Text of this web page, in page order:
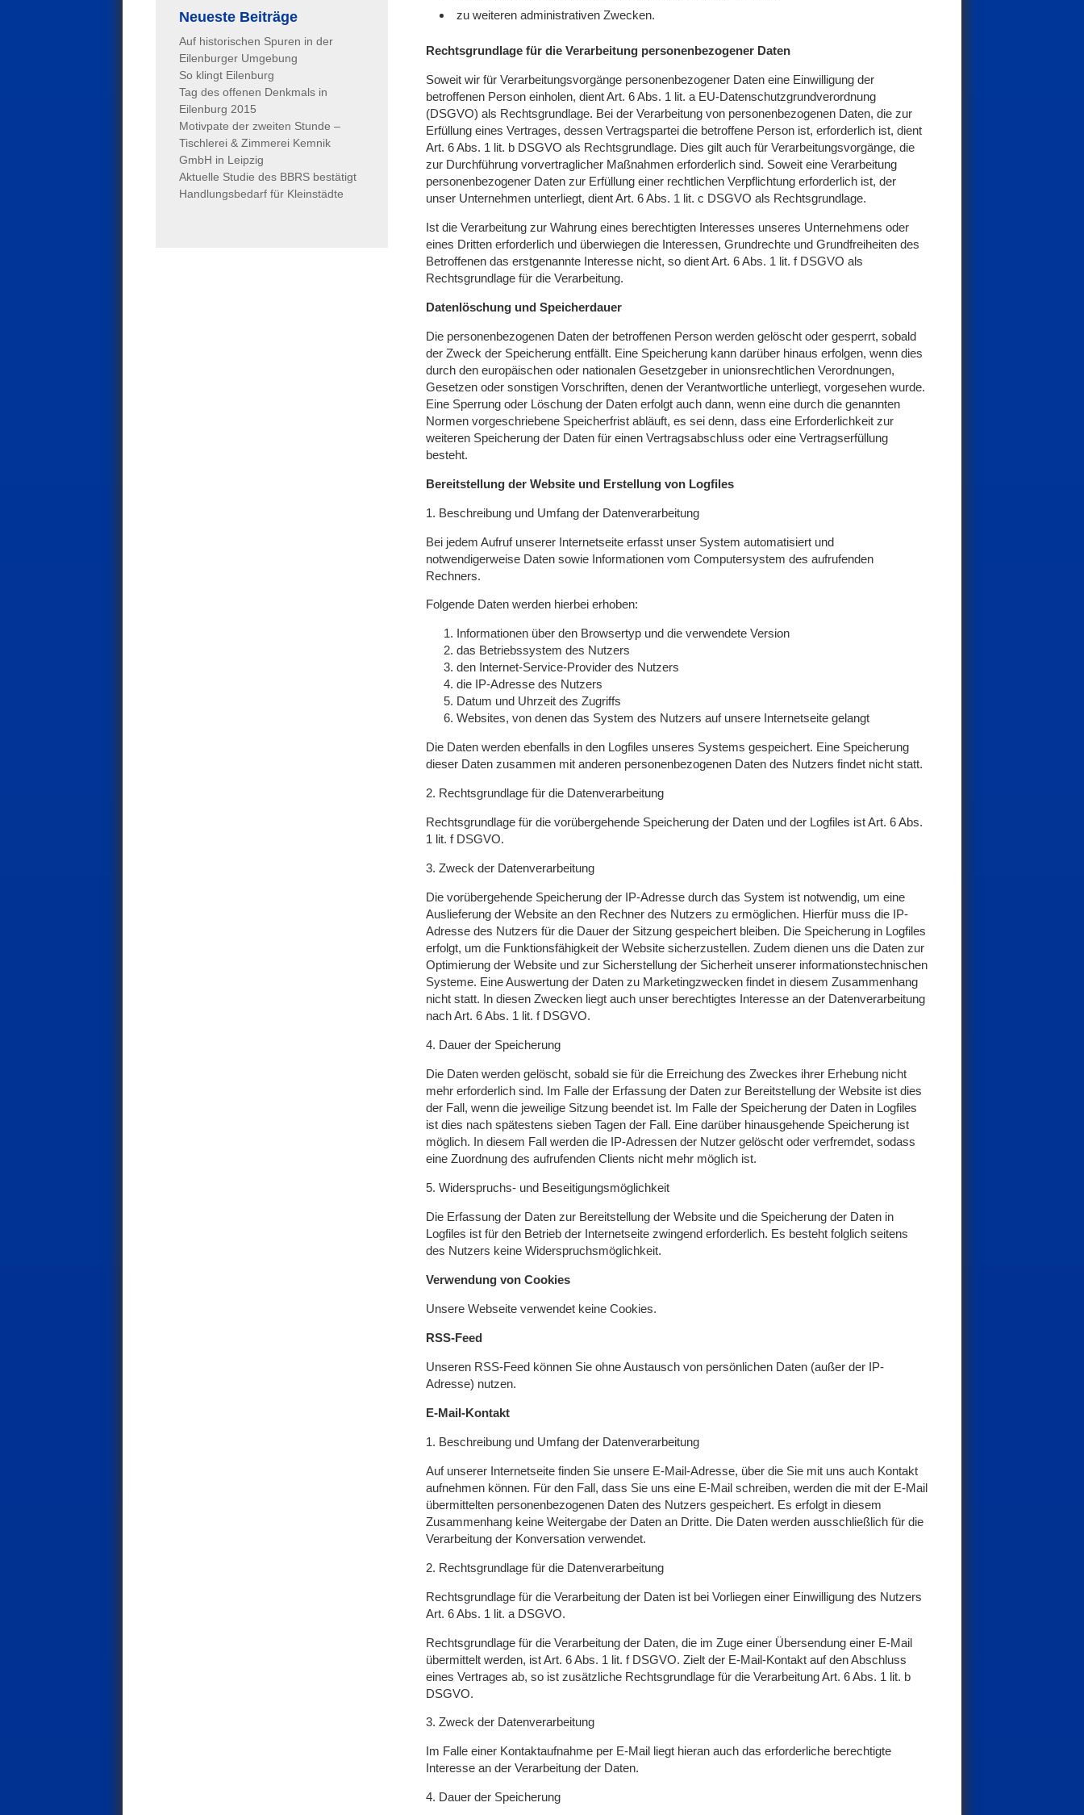
zu weiteren administrativen Zwecken.
Rechtsgrundlage für die Verarbeitung personenbezogener Daten
Soweit wir für Verarbeitungsvorgänge personenbezogener Daten eine Einwilligung der
betroffenen Person einholen, dient Art. 6 Abs. 1 lit. a EU-Datenschutzgrundverordnung
(DSGVO) als Rechtsgrundlage. Bei der Verarbeitung von personenbezogenen Daten, die zur
Erfüllung eines Vertrages, dessen Vertragspartei die betroffene Person ist, erforderlich ist, dient
Art. 6 Abs. 1 lit. b DSGVO als Rechtsgrundlage. Dies gilt auch für Verarbeitungsvorgänge, die
zur Durchführung vorvertraglicher Maßnahmen erforderlich sind. Soweit eine Verarbeitung
personenbezogener Daten zur Erfüllung einer rechtlichen Verpflichtung erforderlich ist, der
unser Unternehmen unterliegt, dient Art. 6 Abs. 1 lit. c DSGVO als Rechtsgrundlage.
Ist die Verarbeitung zur Wahrung eines berechtigten Interesses unseres Unternehmens oder
eines Dritten erforderlich und überwiegen die Interessen, Grundrechte und Grundfreiheiten des
Betroffenen das erstgenannte Interesse nicht, so dient Art. 6 Abs. 1 lit. f DSGVO als
Rechtsgrundlage für die Verarbeitung.
Datenlöschung und Speicherdauer
Die personenbezogenen Daten der betroffenen Person werden gelöscht oder gesperrt, sobald
der Zweck der Speicherung entfällt. Eine Speicherung kann darüber hinaus erfolgen, wenn dies
durch den europäischen oder nationalen Gesetzgeber in unionsrechtlichen Verordnungen,
Gesetzen oder sonstigen Vorschriften, denen der Verantwortliche unterliegt, vorgesehen wurde.
Eine Sperrung oder Löschung der Daten erfolgt auch dann, wenn eine durch die genannten
Normen vorgeschriebene Speicherfrist abläuft, es sei denn, dass eine Erforderlichkeit zur
weiteren Speicherung der Daten für einen Vertragsabschluss oder eine Vertragserfüllung
besteht.
Bereitstellung der Website und Erstellung von Logfiles
1. Beschreibung und Umfang der Datenverarbeitung
Bei jedem Aufruf unserer Internetseite erfasst unser System automatisiert und
notwendigerweise Daten sowie Informationen vom Computersystem des aufrufenden
Rechners.
Folgende Daten werden hierbei erhoben:
Informationen über den Browsertyp und die verwendete Version
das Betriebssystem des Nutzers
den Internet-Service-Provider des Nutzers
die IP-Adresse des Nutzers
Datum und Uhrzeit des Zugriffs
Websites, von denen das System des Nutzers auf unsere Internetseite gelangt
Die Daten werden ebenfalls in den Logfiles unseres Systems gespeichert. Eine Speicherung
dieser Daten zusammen mit anderen personenbezogenen Daten des Nutzers findet nicht statt.
2. Rechtsgrundlage für die Datenverarbeitung
Rechtsgrundlage für die vorübergehende Speicherung der Daten und der Logfiles ist Art. 6 Abs.
1 lit. f DSGVO.
3. Zweck der Datenverarbeitung
Die vorübergehende Speicherung der IP-Adresse durch das System ist notwendig, um eine
Auslieferung der Website an den Rechner des Nutzers zu ermöglichen. Hierfür muss die IP-
Adresse des Nutzers für die Dauer der Sitzung gespeichert bleiben. Die Speicherung in Logfiles
erfolgt, um die Funktionsfähigkeit der Website sicherzustellen. Zudem dienen uns die Daten zur
Optimierung der Website und zur Sicherstellung der Sicherheit unserer informationstechnischen
Systeme. Eine Auswertung der Daten zu Marketingzwecken findet in diesem Zusammenhang
nicht statt. In diesen Zwecken liegt auch unser berechtigtes Interesse an der Datenverarbeitung
nach Art. 6 Abs. 1 lit. f DSGVO.
4. Dauer der Speicherung
Die Daten werden gelöscht, sobald sie für die Erreichung des Zweckes ihrer Erhebung nicht
mehr erforderlich sind. Im Falle der Erfassung der Daten zur Bereitstellung der Website ist dies
der Fall, wenn die jeweilige Sitzung beendet ist. Im Falle der Speicherung der Daten in Logfiles
ist dies nach spätestens sieben Tagen der Fall. Eine darüber hinausgehende Speicherung ist
möglich. In diesem Fall werden die IP-Adressen der Nutzer gelöscht oder verfremdet, sodass
eine Zuordnung des aufrufenden Clients nicht mehr möglich ist.
5. Widerspruchs- und Beseitigungsmöglichkeit
Die Erfassung der Daten zur Bereitstellung der Website und die Speicherung der Daten in
Logfiles ist für den Betrieb der Internetseite zwingend erforderlich. Es besteht folglich seitens
des Nutzers keine Widerspruchsmöglichkeit.
Verwendung von Cookies
Unsere Webseite verwendet keine Cookies.
RSS-Feed
Unseren RSS-Feed können Sie ohne Austausch von persönlichen Daten (außer der IP-
Adresse) nutzen.
E-Mail-Kontakt
1. Beschreibung und Umfang der Datenverarbeitung
Auf unserer Internetseite finden Sie unsere E-Mail-Adresse, über die Sie mit uns auch Kontakt
aufnehmen können. Für den Fall, dass Sie uns eine E-Mail schreiben, werden die mit der E-Mail
übermittelten personenbezogenen Daten des Nutzers gespeichert. Es erfolgt in diesem
Zusammenhang keine Weitergabe der Daten an Dritte. Die Daten werden ausschließlich für die
Verarbeitung der Konversation verwendet.
2. Rechtsgrundlage für die Datenverarbeitung
Rechtsgrundlage für die Verarbeitung der Daten ist bei Vorliegen einer Einwilligung des Nutzers
Art. 6 Abs. 1 lit. a DSGVO.
Rechtsgrundlage für die Verarbeitung der Daten, die im Zuge einer Übersendung einer E-Mail
übermittelt werden, ist Art. 6 Abs. 1 lit. f DSGVO. Zielt der E-Mail-Kontakt auf den Abschluss
eines Vertrages ab, so ist zusätzliche Rechtsgrundlage für die Verarbeitung Art. 6 Abs. 1 lit. b
DSGVO.
3. Zweck der Datenverarbeitung
Im Falle einer Kontaktaufnahme per E-Mail liegt hieran auch das erforderliche berechtigte
Interesse an der Verarbeitung der Daten.
4. Dauer der Speicherung
Neueste Beiträge
Auf historischen Spuren in der
Eilenburger Umgebung
So klingt Eilenburg
Tag des offenen Denkmals in
Eilenburg 2015
Motivpate der zweiten Stunde –
Tischlerei & Zimmerei Kemnik
GmbH in Leipzig
Aktuelle Studie des BBRS bestätigt
Handlungsbedarf für Kleinstädte